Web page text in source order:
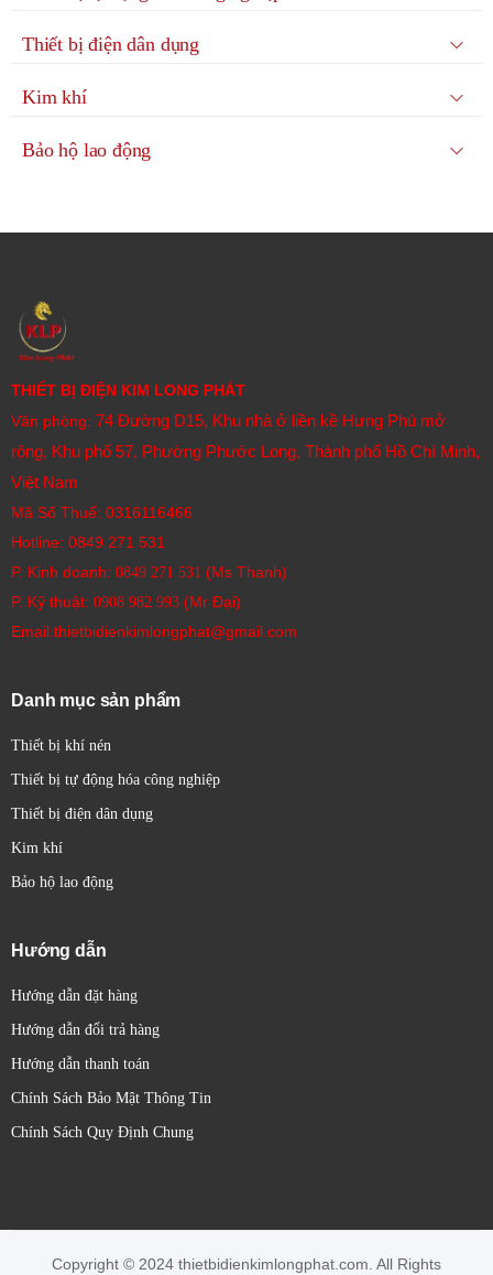
Thiết bị điện dân dụng
Kim khí
Bảo hộ lao động
THIẾT BỊ ĐIỆN KIM LONG PHÁT
Văn phòng: 74 Đường D15, Khu nhà ở liền kề Hưng Phú mở
rộng, Khu phố 57, Phường Phước Long, Thành phố Hồ Chí Minh,
Việt Nam
Mã Số Thuế: 0316116466
Hotline: 0849 271 531
P. Kinh doanh: 0849 271 531 (Ms Thanh)
P. Kỹ thuật: 0908 982 993​ (Mr Đại)
Email:thietbidienkimlongphat@gmail.com
Danh mục sản phẩm
Thiết bị khí nén
Thiết bị tự động hóa công nghiệp
Thiết bị điện dân dụng
Kim khí
Bảo hộ lao động
Hướng dẫn
Hướng dẫn đặt hàng
Hướng dẫn đổi trả hàng
Hướng dẫn thanh toán
Chính Sách Bảo Mật Thông Tin
Chính Sách Quy Định Chung
Copyright © 2024 thietbidienkimlongphat.com. All Rights